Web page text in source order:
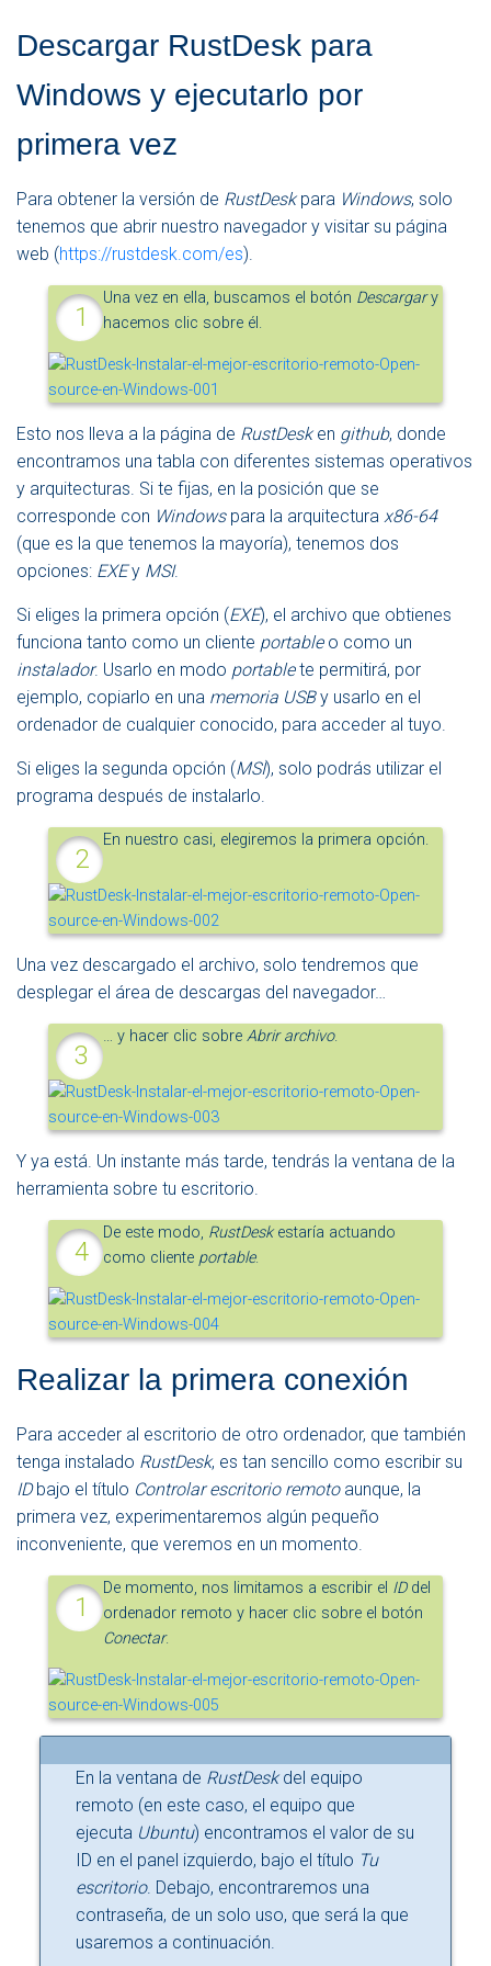
Descargar RustDesk para
Windows y ejecutarlo por
primera vez
Para obtener la versión de RustDeskpara Windows, solo
tenemos que abrir nuestro navegador y visitar su página
web (https://rustdesk.com/es).
Una vez en ella, buscamos el botón Descargary
hacemos clic sobre él.
Esto nos lleva a la página de RustDesken github, donde
encontramos una tabla con diferentes sistemas operativos
y arquitecturas. Si te fijas, en la posición que se
corresponde con Windowspara la arquitectura x86-64
(que es la que tenemos la mayoría), tenemos dos
opciones: EXEy MSI.
Si eliges la primera opción (EXE), el archivo que obtienes
funciona tanto como un cliente portableo como un
instalador. Usarlo en modo portablete permitirá, por
ejemplo, copiarlo en una memoria USBy usarlo en el
ordenador de cualquier conocido, para acceder al tuyo.
Si eliges la segunda opción (MSI), solo podrás utilizar el
programa después de instalarlo.
En nuestro casi, elegiremos la primera opción.
Una vez descargado el archivo, solo tendremos que
desplegar el área de descargas del navegador…
…y hacer clic sobreAbrir archivo.
Y ya está. Un instante más tarde, tendrás la ventana de la
herramienta sobre tu escritorio.
De este modo, RustDeskestaría actuando
como cliente portable.
Realizar la primera conexión
Para acceder al escritorio de otro ordenador, que también
tenga instalado RustDesk, es tan sencillo como escribir su
IDbajo el título Controlar escritorio remotoaunque, la
primera vez, experimentaremos algún pequeño
inconveniente, que veremos en un momento.
De momento, nos limitamos a escribir el IDdel
ordenador remoto y hacer clic sobre el botón
Conectar.
En la ventana de RustDeskdel equipo
remoto (en este caso, el equipo que
ejecuta Ubuntu) encontramos el valor de su
ID en el panel izquierdo, bajo el título Tu
escritorio. Debajo, encontraremos una
contraseña, de un solo uso, que será la que
usaremos a continuación.